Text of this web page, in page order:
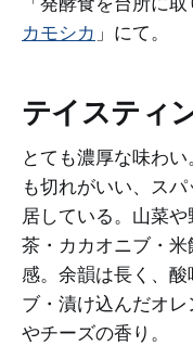
カモシカ 」にて。
テイスティ
とても濃厚な味わ
も切れがいい、ス
居している。山菜
茶・カカオニブ・
感。余韻は長く、
ブ・漬け込んだオ
やチーズの香り。